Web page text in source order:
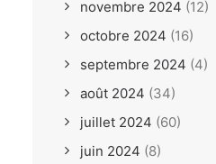
novembre 2024 (12)
octobre 2024 (16)
septembre 2024 (4)
août 2024 (34)
juillet 2024 (60)
juin 2024 (8)